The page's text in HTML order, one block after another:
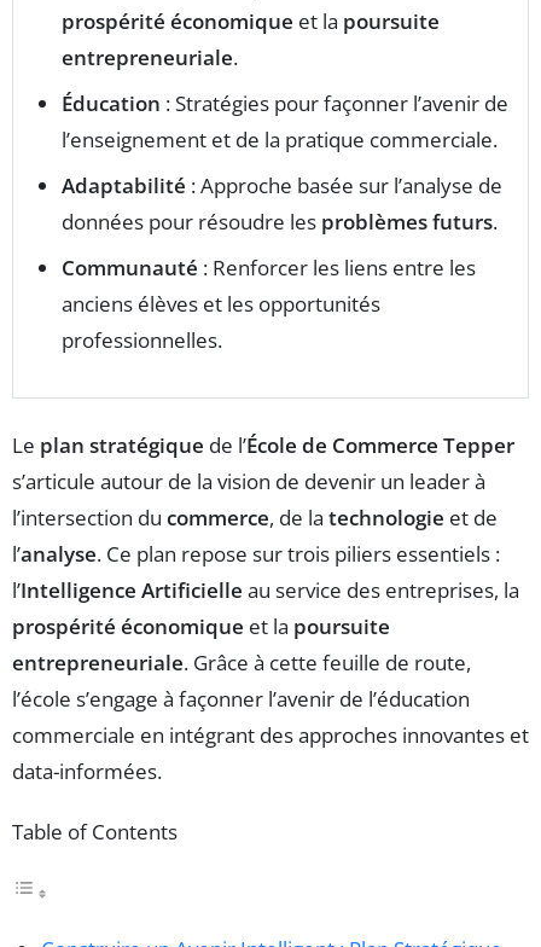
prospérité économique et la poursuite
entrepreneuriale.
Éducation : Stratégies pour façonner l’avenir de
l’enseignement et de la pratique commerciale.
Adaptabilité : Approche basée sur l’analyse de
données pour résoudre les problèmes futurs.
Communauté : Renforcer les liens entre les
anciens élèves et les opportunités
professionnelles.
Le plan stratégique de l’École de Commerce Tepper
s’articule autour de la vision de devenir un leader à
l’intersection du commerce, de la technologie et de
l’analyse. Ce plan repose sur trois piliers essentiels :
l’Intelligence Artificielle au service des entreprises, la
prospérité économique et la poursuite
entrepreneuriale. Grâce à cette feuille de route,
l’école s’engage à façonner l’avenir de l’éducation
commerciale en intégrant des approches innovantes et
data-informées.
Table of Contents